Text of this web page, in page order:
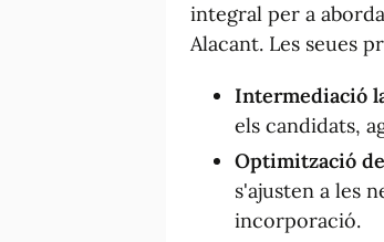
integral per a
Alacant. Les seues
Intermediació
els candidats,
Optimització
s'ajusten a les
incorporació.